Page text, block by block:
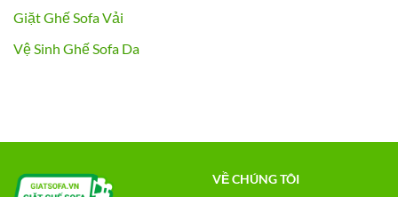
Giặt Ghế Sofa Vải
Vệ Sinh Ghế Sofa Da
VỀ CHÚNG TÔI